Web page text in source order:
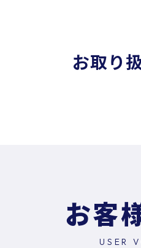
お取り
お客
USER